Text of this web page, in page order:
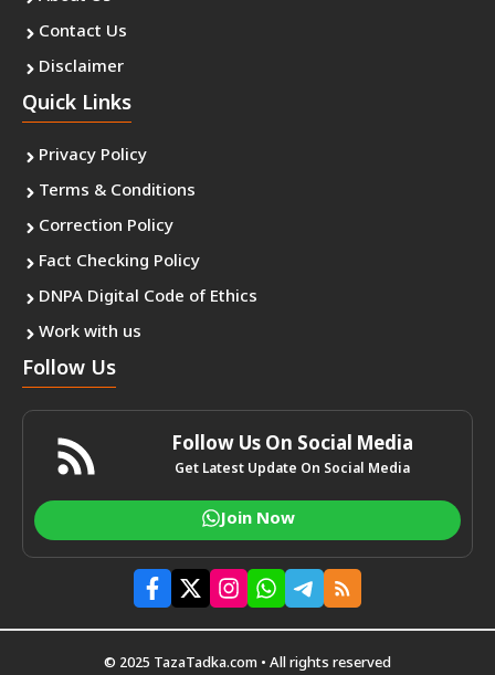
Contact Us
Disclaimer
Quick Links
Privacy Policy
Terms & Conditions
Correction Policy
Fact Checking Policy
DNPA Digital Code of Ethics
Work with us
Follow Us
Follow Us On Social Media
Get Latest Update On Social Media
Join Now
© 2025 TazaTadka.com • All rights reserved